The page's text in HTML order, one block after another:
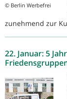
© Berlin Werbefrei
zunehmend zur
22. Januar: 5